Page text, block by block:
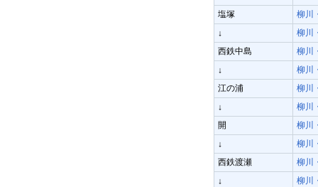
塩塚
柳川
↓
柳川
西鉄中島
柳川
↓
柳川
江の浦
柳川
↓
柳川
開
柳川
↓
柳川
西鉄渡瀬
柳川
↓
柳川